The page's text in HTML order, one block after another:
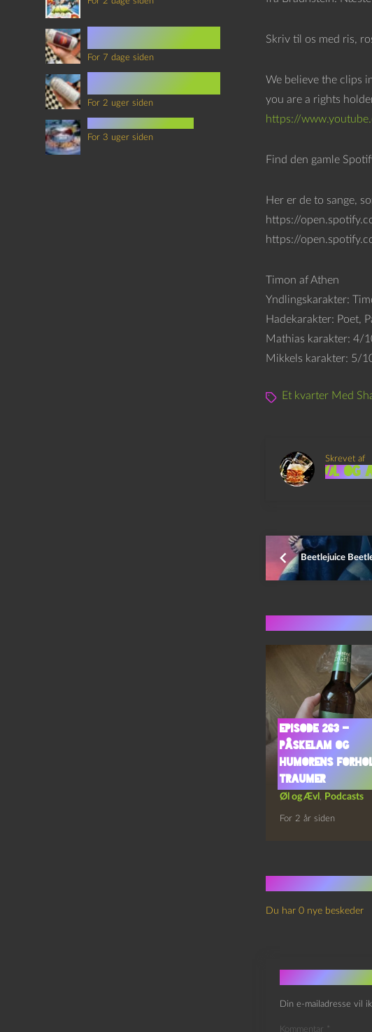
Skriv til os med ris,
We believe the clips
you are a rights
https://
Find den gamle
Her er de to sange,
https://
https://
Timon af Athen
Yndlingskarakter:
Hadekarakter: Poet,
Mathias karakter: 4/
Mikkels karakter: 5/
Et kvarter Med
Skrevet af
Øl og
Beetlejuice
Episode 263 –
Påskelam og
Humorens
Traumer
Øl og Ævl , Podcasts
For 2 år siden
Du har 0 nye beskeder
Skriv et
Din e-mailadresse vil
Kommentar *
For 7 dage siden
For 2 uger siden
For 3 uger siden